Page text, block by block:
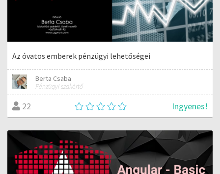
Az óvatos emberek pénzügyi lehetőségei
Berta Csaba
Pénzügyi szakértő
22 Ingyenes!